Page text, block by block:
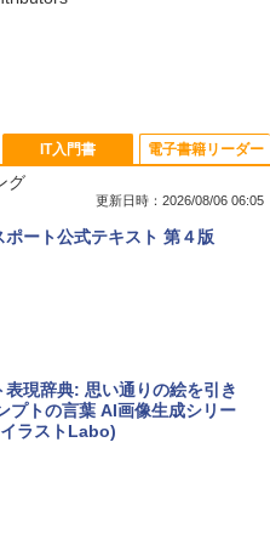
MacBook Neo A18 Proチッ
のために設計、Liquid Ret
保護 15.6 16インチ パソコ
イドカード 10,000円 デジタ
ド]
トカード - 800 Robux 【限
ルアイテムを含む】 【オンラ
ード】 ロブロックス | オン
IT入門書
グ
更新日時：2026/08/06 06:05
ポート公式テキスト 第４版
表現辞典: 思い通りの絵を引き
プトの言葉 AI画像生成シリー
ラストLabo)
電子書籍リーダー